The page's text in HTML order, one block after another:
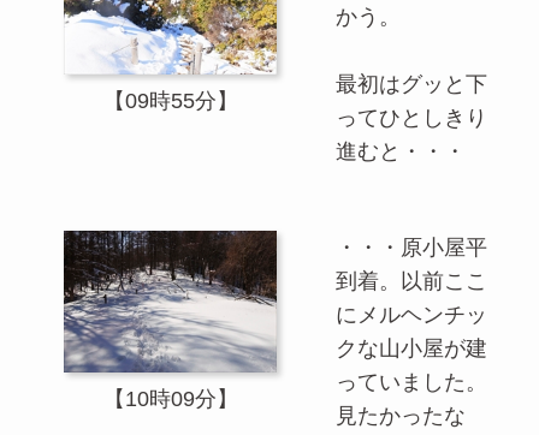
【09時55分】
かう。
最初はグッと下
ってひとしきり
進むと・・・
【10時09分】
・・・原小屋平
到着。以前ここ
にメルヘンチッ
クな山小屋が建
っていました。
見たかったな